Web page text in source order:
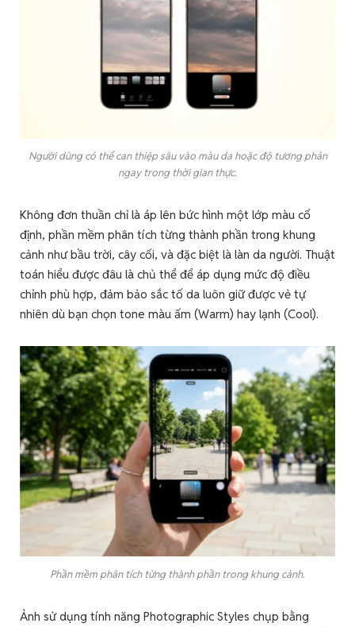
Người dùng có thể can thiệp sâu vào màu da hoặc độ tương phản
ngay trong thời gian thực.
Không đơn thuần chỉ là áp lên bức hình một lớp màu cố
định, phần mềm phân tích từng thành phần trong khung
cảnh như bầu trời, cây cối, và đặc biệt là làn da người. Thuật
toán hiểu được đâu là chủ thể để áp dụng mức độ điều
chỉnh phù hợp, đảm bảo sắc tố da luôn giữ được vẻ tự
nhiên dù bạn chọn tone màu ấm (Warm) hay lạnh (Cool).
Phần mềm phân tích từng thành phần trong khung cảnh.
Ảnh sử dụng tính năng Photographic Styles chụp bằng